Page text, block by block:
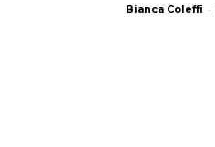
Bianca Coleffi -